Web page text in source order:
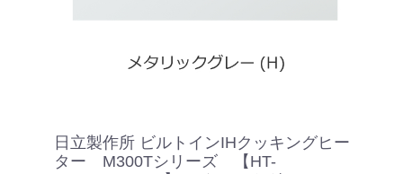
日立製作所 ビルトインIHクッキングヒー
ター M300Tシリーズ 【HT-